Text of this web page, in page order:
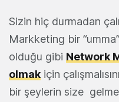
Sizin hiç durmadan
Markketing bir
olduğu gibi Network
olmak için
bir şeylerin size